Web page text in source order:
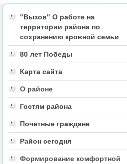
"Вызов" О работе на
территории района по
сохранению кровной семьи
80 лет Победы
Карта сайта
О районе
Гостям района
Почетные граждане
Район сегодня
Формирование комфортной